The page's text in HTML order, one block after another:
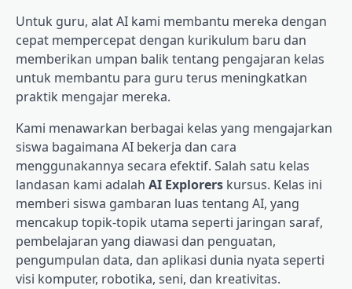
Untuk guru, alat AI kami membantu mereka dengan
cepat mempercepat dengan kurikulum baru dan
memberikan umpan balik tentang pengajaran kelas
untuk membantu para guru terus meningkatkan
praktik mengajar mereka.
Kami menawarkan berbagai kelas yang mengajarkan
siswa bagaimana AI bekerja dan cara
menggunakannya secara efektif. Salah satu kelas
landasan kami adalah AI Explorers kursus. Kelas ini
memberi siswa gambaran luas tentang AI, yang
mencakup topik-topik utama seperti jaringan saraf,
pembelajaran yang diawasi dan penguatan,
pengumpulan data, dan aplikasi dunia nyata seperti
visi komputer, robotika, seni, dan kreativitas.